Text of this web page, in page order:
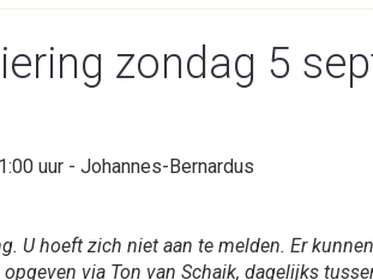
zondag 5
uur - Johannes-Bernardus
U hoeft zich niet aan te melden. Er
via Ton van Schaik, dagelijks